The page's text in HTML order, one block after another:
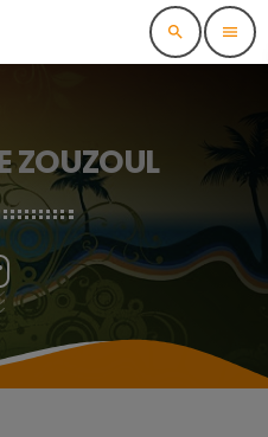
search menu
ZOUZOUL